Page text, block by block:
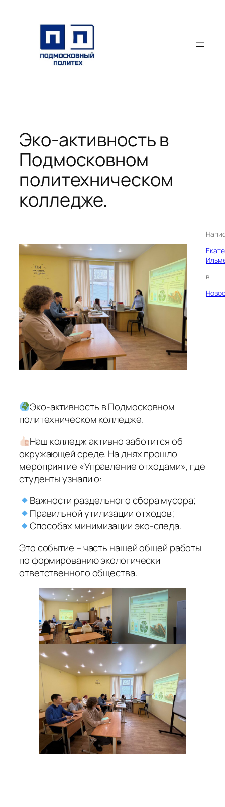
содержимому
Эко-активность в
Подмосковном
политехническом
колледже.
в
Эко-активность в Подмосковном
политехническом колледже.
Наш колледж активно заботится об
окружающей среде. На днях прошло
мероприятие «Управление отходами», где
студенты узнали о:
Важности раздельного сбора мусора;
Правильной утилизации отходов;
Способах минимизации эко-следа.
Это событие – часть нашей общей работы
по формированию экологически
ответственного общества.